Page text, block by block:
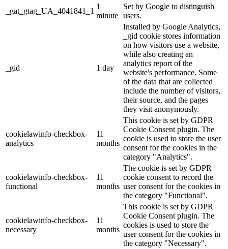
_gat_gtag_UA_4041841_1
1
minute
Set by Google to distinguish
users.
_gid 1 day
Installed by Google Analytics,
_gid cookie stores information
on how visitors use a website,
while also creating an
analytics report of the
website's performance. Some
of the data that are collected
include the number of visitors,
their source, and the pages
they visit anonymously.
cookielawinfo-checkbox-
analytics
11
months
This cookie is set by GDPR
Cookie Consent plugin. The
cookie is used to store the user
consent for the cookies in the
category "Analytics".
cookielawinfo-checkbox-
functional
11
months
The cookie is set by GDPR
cookie consent to record the
user consent for the cookies in
the category "Functional".
cookielawinfo-checkbox-
necessary
11
months
This cookie is set by GDPR
Cookie Consent plugin. The
cookies is used to store the
user consent for the cookies in
the category "Necessary".